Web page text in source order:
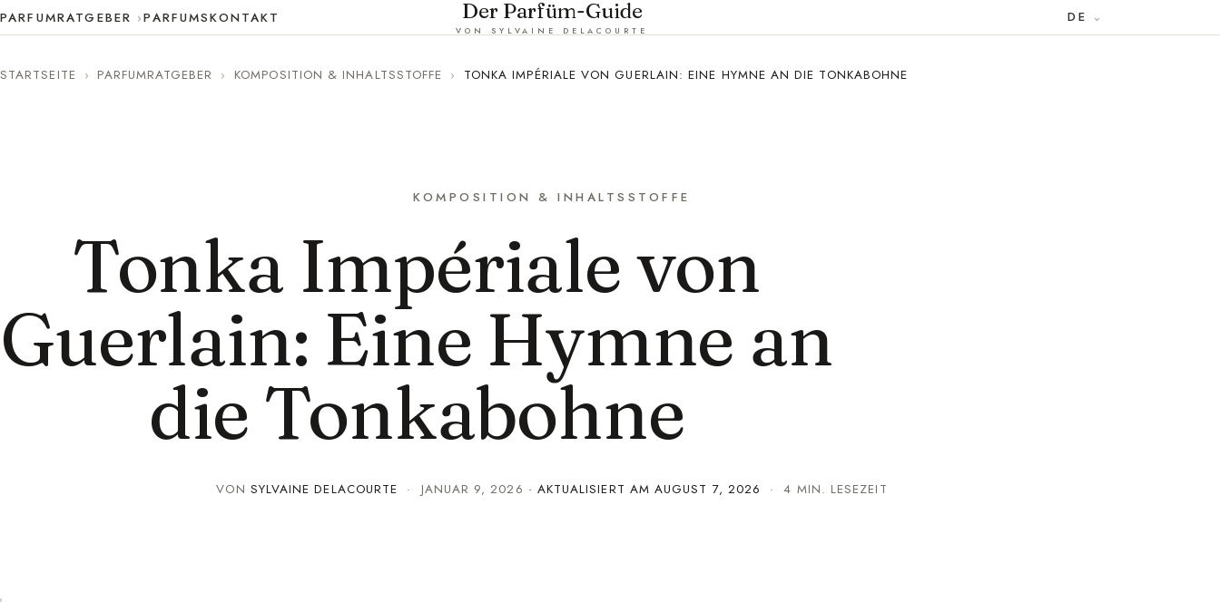
PARFUMRATGEBER PARFUMSKONTAKT Der Parfüm-Guide
VON SYLVAINE DELACOURTE
DE
STARTSEITE › PARFUMRATGEBER › KOMPOSITION & INHALTSSTOFFE › TONKA IMPÉRIALE VON GUERLAIN: EINE HYMNE AN DIE TONKABOHNE
KOMPOSITION & INHALTSSTOFFE
Tonka Impériale von
Guerlain: Eine Hymne an
die Tonkabohne
VON SYLVAINE DELACOURTE · JANUAR 9, 2026 · AKTUALISIERT AMAUGUST 7, 2026 · 4 MIN. LESEZEIT